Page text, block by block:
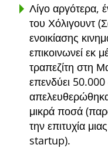
Λίγο αργότερα,
του Χόλιγουντ
ενοικίασης
επικοινωνεί εκ
τραπεζίτη στη
επενδύει
μικρά ποσά
την επιτυχία
startup).